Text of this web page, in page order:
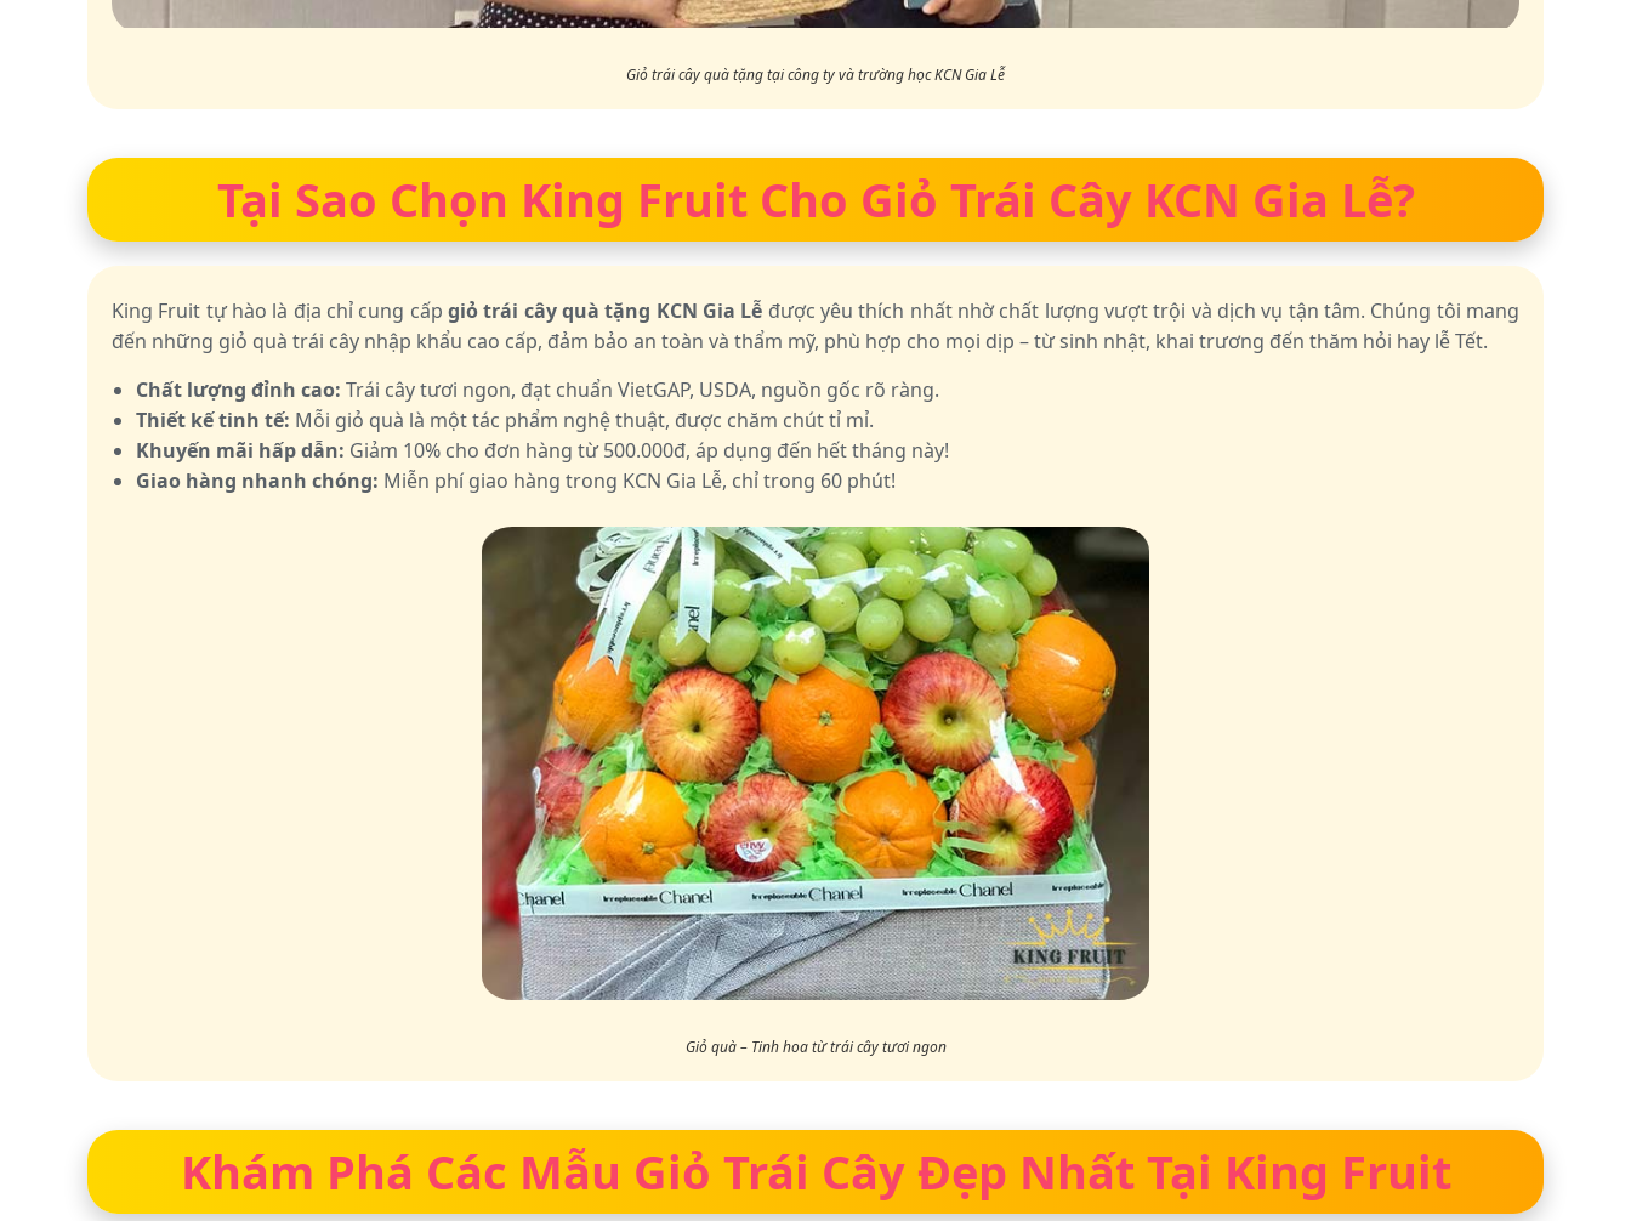
Giỏ trái cây quà tặng tại công ty và trường học KCN Gia Lễ
Tại Sao Chọn King Fruit Cho Giỏ Trái Cây KCN Gia Lễ?
King Fruit tự hào là địa chỉ cung cấp giỏ trái cây quà tặng KCN Gia Lễ được yêu thích nhất nhờ chất lượng vượt trội và dịch vụ tận tâm. Chúng tôi mang
đến những giỏ quà trái cây nhập khẩu cao cấp, đảm bảo an toàn và thẩm mỹ, phù hợp cho mọi dịp – từ sinh nhật, khai trương đến thăm hỏi hay lễ Tết.
Chất lượng đỉnh cao: Trái cây tươi ngon, đạt chuẩn VietGAP, USDA, nguồn gốc rõ ràng.
Thiết kế tinh tế: Mỗi giỏ quà là một tác phẩm nghệ thuật, được chăm chút tỉ mỉ.
Khuyến mãi hấp dẫn: Giảm 10% cho đơn hàng từ 500.000đ, áp dụng đến hết tháng này!
Giao hàng nhanh chóng: Miễn phí giao hàng trong KCN Gia Lễ, chỉ trong 60 phút!
Giỏ quà – Tinh hoa từ trái cây tươi ngon
Khám Phá Các Mẫu Giỏ Trái Cây Đẹp Nhất Tại King Fruit